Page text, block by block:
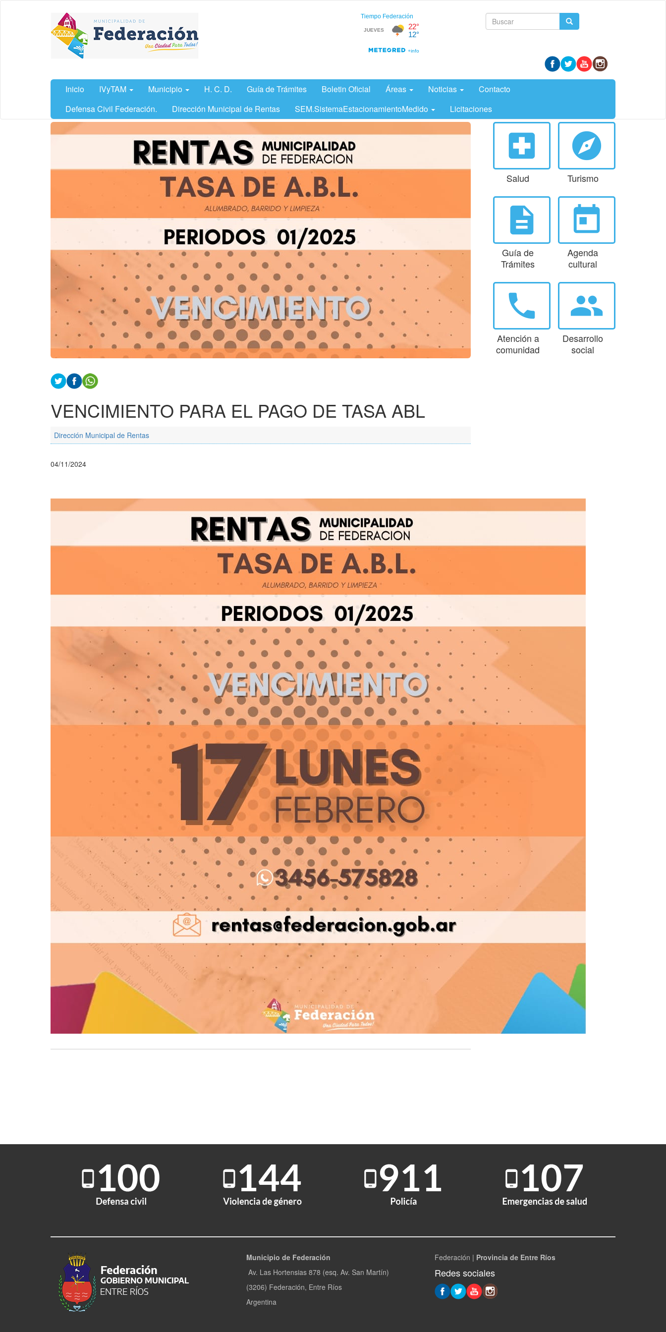
Municipalidad
de
Federación,
Entre Ríos
Formulario
búsqueda
Inicio IVyTAM Municipio H. C. D. Guía de Trámites Boletin Oficial Áreas Noticias
Contacto
Defensa Civil Federación.
Dirección Municipal de Rentas SEM.SistemaEstacionamientoMedido Licitaciones
Contenido
VENCIMIENTO PARA EL PAGO DE TASA ABL
Dirección Municipal de Rentas
04/11/2024
local_hospital
Salud
explore
Turismo
description
Guía de
Trámites
today
Agenda
cultural
phone
Atención a
comunidad
group
Desarrollo
social
Municipio de Federación
Av. Las Hortensias 878 (esq. Av. San Martín)
(3206) Federación, Entre Ríos
Argentina
Federación | Provincia de Entre Ríos
Redes sociales